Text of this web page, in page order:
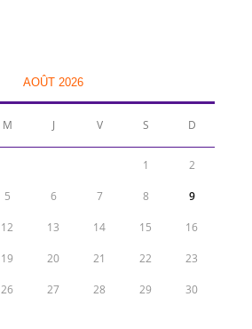
AOÛT 2026
M J V S D
1 2
5 6 7 8 9
12 13 14 15 16
19 20 21 22 23
26 27 28 29 30